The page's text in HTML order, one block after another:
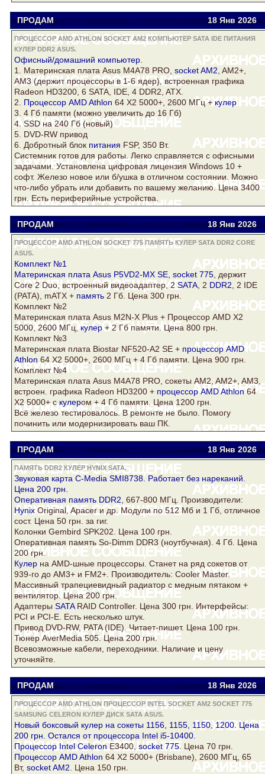
ПРОДАМ Viator viatora@ukr.net 18 Янв2026
ПРОЦЕССОР AMD ATHLON SOCKET AM2 КОМПЬЮТЕР SATA IDE ПИТАНИЯ
КУЛЕР DDR2 ASUS.
Офисный/домашний компьютер
1. Материнская плата Asus M4A78 PRO, socket AM2 , AM2+,
AM3 (держит процессоры в 1-6 ядер), встроенная графика
Radeon HD3200, 6 SATA, IDE, 4 DDR2 , ATX.
2. Процессор AMD Athlon 64 Х2 5000+, 2600 МГц +кулер
3. 4 Гб памяти (можно увеличить до 16 Гб)
4. SSD на 240 Гб (новый)
5. DVD-RW привод
6. Добротный блок питания FSP, 350 Вт.
Системник готов для работы. Легко справляется с офисными
задачами. Установлена цифровая лицензия Windows 10 +
софт. Железо новое или б/ушка в отличном состоянии. Можно
что-либо убрать или добавить по вашему желанию. Цена 3400
грн. Есть периферийные устройства.
ПРОДАМ Viator viatora@ukr.net 18 Янв2026
ПРОЦЕССОР AMD ATHLON SOCKET 775 ПАМЯТЬ КУЛЕР SATA DDR2 CORE
ASUS.
Комплект №1
Материнская плата Asus P5VD2-MX SE, socket 775 , держит
Core2 Duo, встроенный видеоадаптер, 2SATA , 2 DDR2 , 2 IDE
(PATA), mATX + память 2 Гб. Цена 300 грн.
Комплект №2
Материнская плата Asus M2N-X Plus + Процессор AMD X2
5000, 2600 МГц,кулер+ 2 Гб памяти. Цена 800 грн.
Комплект №3
Материнская плата Biostar NF520-A2 SE + процессор AMD
Athlon 64 Х2 5000+, 2600 МГц + 4 Гб памяти. Цена 900 грн.
Комплект №4
Материнская плата Asus M4A78 PRO, сокеты AM2, AM2+, AM3,
встроен. графика Radeon HD3200 + процессор AMD Athlon64
Х2 5000+ скулером + 4 Гб памяти. Цена 1200 грн.
Всё железо тестировалось. В ремонте не было. Помогу
починить или модернизировать ваш ПК.
ПРОДАМ Viator viatora@ukr.net 18 Янв2026
ПАМЯТЬ DDR2 КУЛЕР HYNIX SATA.
Звуковая карта C-Media SMI8738. Работает без нареканий.
Цена 200 грн.
Оперативная память DDR2 , 667-800 МГц. Производители:
HynixOriginal, Apacer и др. Модули по 512 Мб и 1 Гб, отличное
сост. Цена 50 грн. за гиг.
Колонки Gembird SPK202. Цена 100 грн.
Оперативная память So-Dimm DDR3 (ноутбучная). 4 Гб. Цена
200 грн.
Кулер на AMD-шные процессоры. Станет на ряд сокетов от
939-го до AM3+ и FM2+. Производитель: Cooler Master.
Массивный трапециевидный радиатор с медным пятаком +
вентилятор. Цена 200 грн.
Адаптеры SATARAID Controller. Цена 300 грн. Интерфейсы:
PCI и PCI-E. Есть несколько штук.
Привод DVD-RW, PATA (IDE). Читает-пишет. Цена 100 грн.
Тюнер AverMedia 505. Цена 200 грн.
Всевозможные кабели, переходники. Наличие и цену
уточняйте.
ПРОДАМ Viator viatora@ukr.net 18 Янв2026
ПРОЦЕССОР AMD ATHLON ПРОЦЕССОР INTEL SOCKET AM2 SOCKET 775
SAMSUNG CELERON КУЛЕР ДИСК SATA ASUS.
Новый боксовый кулер на сокеты 1156, 1155, 1150, 1200. Цена
200 грн. Остался от процессора Intel i5-10400.
Процессор Intel CeleronE3400, socket 775. Цена 70 грн.
Процессор AMD Athlon 64 Х2 5000+ (Brisbane), 2600 МГц, 65
Вт, socket AM2 . Цена 150 грн.